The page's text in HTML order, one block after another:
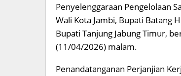
Penyelenggaraan Pengelolaan
Wali Kota Jambi, Bupati Batang
Bupati Tanjung Jabung Timur,
(11/04/2026) malam.
Penandatanganan Perjanjian